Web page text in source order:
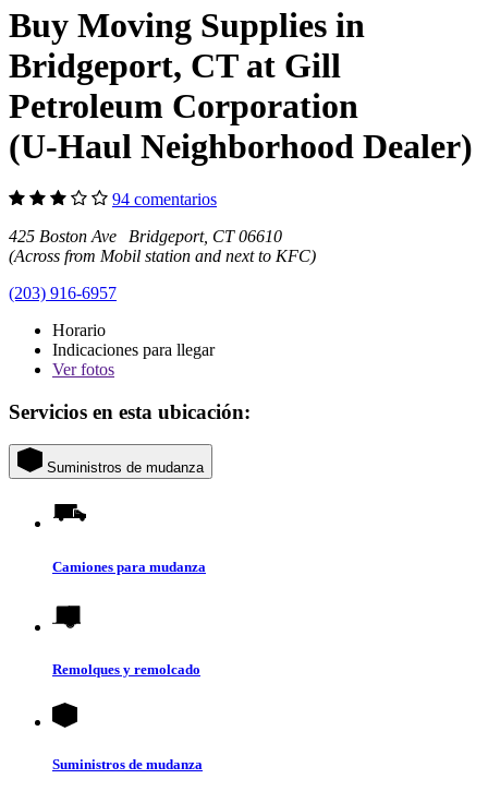
Buy Moving Supplies in
Bridgeport, CT at Gill
Petroleum Corporation
(U-Haul Neighborhood Dealer)
94 comentarios
425 Boston Ave Bridgeport, CT 06610
(Across from Mobil station and next to KFC)
(203) 916-6957
Horario
Indicaciones para llegar
Verfotos
Servicios en esta ubicación:
Suministros de mudanza
Camiones para mudanza
Remolques y remolcado
Suministros de mudanza